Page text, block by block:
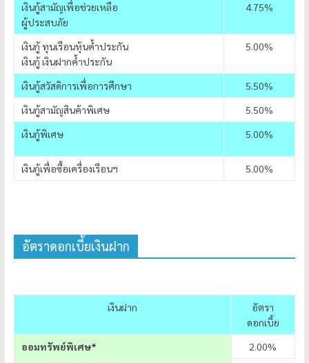
เงินกู้สามัญเพื่อช่วยเหลือ
ผู้ประสบภัย
4.75%
เงินกู้ ทุนเรือนหุ้นค้ำประกัน
เงินกู้ เงินฝากค้ำประกัน
5.00%
เงินกู้สวัสดิการเพื่อการศึกษา
5.50%
เงินกู้สามัญสินค้าพิเศษ
5.50%
เงินกู้พิเศษ
5.00%
เงินกู้เพื่อซื้อเครื่องเรือนฯ 5.00%
อัตราดอกเบี้ยเงินฝาก
เงินฝาก
อัตรา
ดอกเบี้ย
ออมทรัพย์พิเศษ*
2.00%